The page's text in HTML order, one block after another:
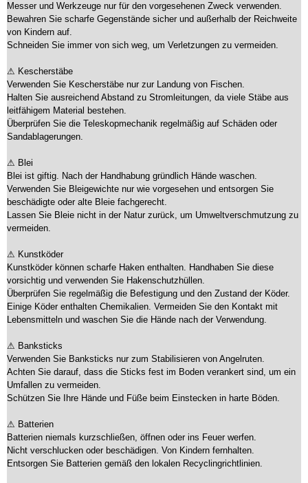
Messer und Werkzeuge nur für den vorgesehenen Zweck verwenden.
Bewahren Sie scharfe Gegenstände sicher und außerhalb der Reichweite
von Kindern auf.
Schneiden Sie immer von sich weg, um Verletzungen zu vermeiden.
⚠ Kescherstäbe
Verwenden Sie Kescherstäbe nur zur Landung von Fischen.
Halten Sie ausreichend Abstand zu Stromleitungen, da viele Stäbe aus
leitfähigem Material bestehen.
Überprüfen Sie die Teleskopmechanik regelmäßig auf Schäden oder
Sandablagerungen.
⚠ Blei
Blei ist giftig. Nach der Handhabung gründlich Hände waschen.
Verwenden Sie Bleigewichte nur wie vorgesehen und entsorgen Sie
beschädigte oder alte Bleie fachgerecht.
Lassen Sie Bleie nicht in der Natur zurück, um Umweltverschmutzung zu
vermeiden.
⚠ Kunstköder
Kunstköder können scharfe Haken enthalten. Handhaben Sie diese
vorsichtig und verwenden Sie Hakenschutzhüllen.
Überprüfen Sie regelmäßig die Befestigung und den Zustand der Köder.
Einige Köder enthalten Chemikalien. Vermeiden Sie den Kontakt mit
Lebensmitteln und waschen Sie die Hände nach der Verwendung.
⚠ Banksticks
Verwenden Sie Banksticks nur zum Stabilisieren von Angelruten.
Achten Sie darauf, dass die Sticks fest im Boden verankert sind, um ein
Umfallen zu vermeiden.
Schützen Sie Ihre Hände und Füße beim Einstecken in harte Böden.
⚠ Batterien
Batterien niemals kurzschließen, öffnen oder ins Feuer werfen.
Nicht verschlucken oder beschädigen. Von Kindern fernhalten.
Entsorgen Sie Batterien gemäß den lokalen Recyclingrichtlinien.